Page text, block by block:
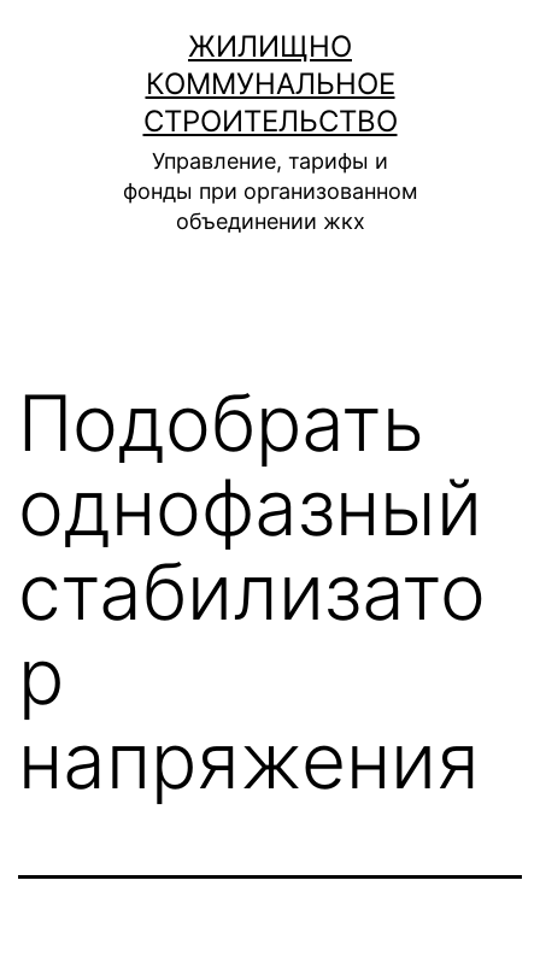
содержимому
ЖИЛИЩНО
КОММУНАЛЬНОЕ
СТРОИТЕЛЬСТВО
Управление, тарифы и
фонды при организованном
объединении жкх
Подобрать
однофазный
стабилизато
р
напряжения